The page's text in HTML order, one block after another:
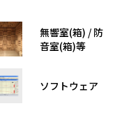
無響室(箱) / 防
音室(箱)等
ソフトウェア